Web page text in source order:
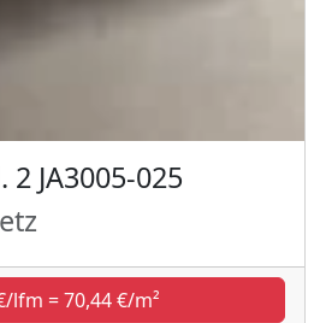
JA3005-025
lfm = 70,44 €/m²